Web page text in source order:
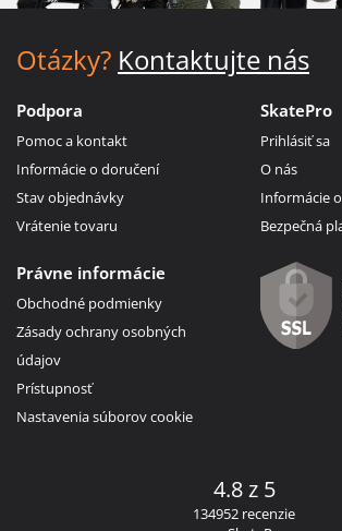
Otázky? Kontaktujte nás
Podpora
Pomoc a kontakt
Informácie o doručení
Stav objednávky
Vrátenie tovaru
SkatePro
Prihlásiť sa
O nás
Informácie
Bezpečná
Právne informácie
Obchodné podmienky
Zásady ochrany osobných
údajov
Prístupnosť
Nastavenia súborov cookie
4.8 z 5
134952 recenzie